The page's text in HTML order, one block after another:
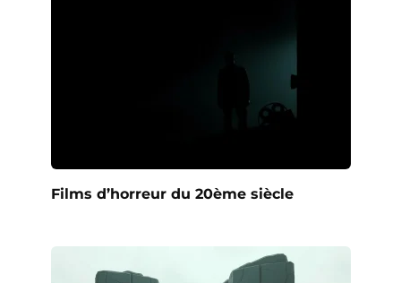
Films d’horreur du 20ème siècle